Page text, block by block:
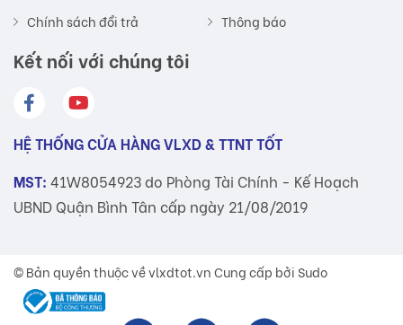
Chính sách đổi trả
Thông báo
Kết nối với chúng tôi
HỆ THỐNG CỬA HÀNG VLXD & TTNT TỐT
MST: 41W8054923 do Phòng Tài Chính - Kế Hoạch
UBND Quận Bình Tân cấp ngày 21/08/2019
© Bản quyền thuộc vềvlxdtot.vnCung cấp bởi Sudo